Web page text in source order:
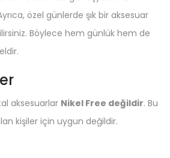
özel günlerde şık bir aksesuar
Böylece hem günlük hem de
aksesuarlar Nikel Free değildir. Bu
kişiler için uygun değildir.